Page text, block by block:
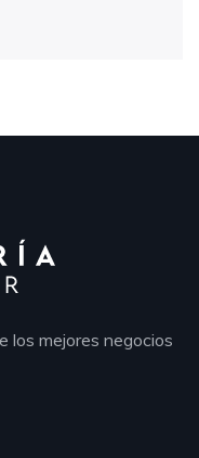
los mejores negocios